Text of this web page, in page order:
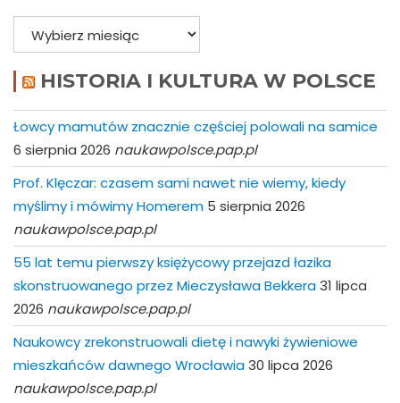
HISTORIA I KULTURA W POLSCE
Łowcy mamutów znacznie częściej polowali na samice
6 sierpnia 2026 naukawpolsce.pap.pl
Prof. Klęczar: czasem sami nawet nie wiemy, kiedy
myślimy i mówimy Homerem 5 sierpnia 2026
naukawpolsce.pap.pl
55 lat temu pierwszy księżycowy przejazd łazika
skonstruowanego przez Mieczysława Bekkera31 lipca
2026 naukawpolsce.pap.pl
Naukowcy zrekonstruowali dietę i nawyki żywieniowe
mieszkańców dawnego Wrocławia30 lipca 2026
naukawpolsce.pap.pl